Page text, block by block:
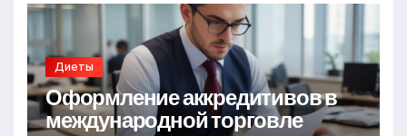
Диеты
Оформление аккредитивов в
международной торговле